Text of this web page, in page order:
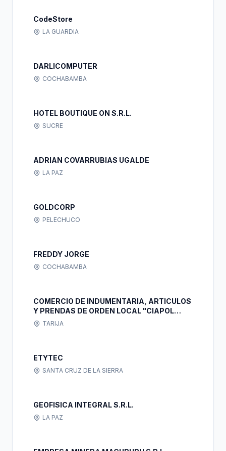
CodeStore
LA GUARDIA
DARLICOMPUTER
COCHABAMBA
HOTEL BOUTIQUE ON S.R.L.
SUCRE
ADRIAN COVARRUBIAS UGALDE
LA PAZ
GOLDCORP
PELECHUCO
FREDDY JORGE
COCHABAMBA
COMERCIO DE INDUMENTARIA, ARTICULOS
Y PRENDAS DE ORDEN LOCAL "CIAPOL
TJA"TARIJA
ETYTEC
SANTA CRUZ DE LA SIERRA
GEOFISICA INTEGRAL S.R.L.
LA PAZ